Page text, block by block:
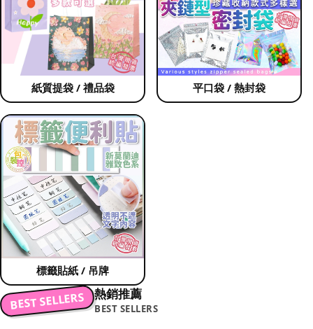
紙質提袋 / 禮品袋 平口袋 / 熱封袋
標籤貼紙 / 吊牌
BEST SELLERS 熱銷推薦
BEST SELLERS